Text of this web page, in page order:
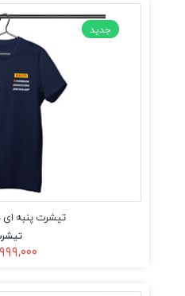
جدید
تیشرت پنبه ای
۹۹۹,۰۰۰